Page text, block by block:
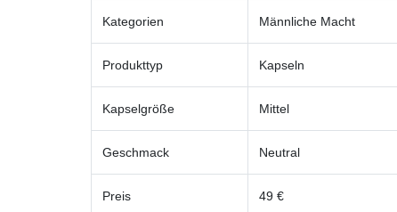
Kategorien Männliche Macht
Produkttyp Kapseln
Kapselgröße Mittel
Geschmack Neutral
Preis 49 €